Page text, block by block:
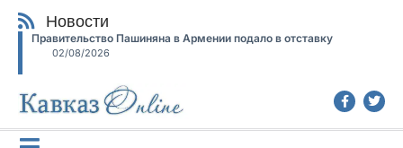
Новости
Правительство Пашиняна в Армении подало в отставку
02/08/2026